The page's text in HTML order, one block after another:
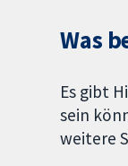
Was
Es gibt
sein
weitere